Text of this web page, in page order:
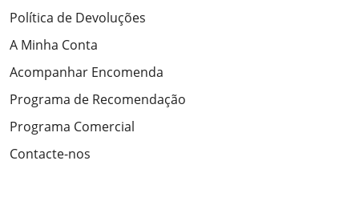
Política de Devoluções
A Minha Conta
Acompanhar Encomenda
Programa de Recomendação
Programa Comercial
Contacte-nos